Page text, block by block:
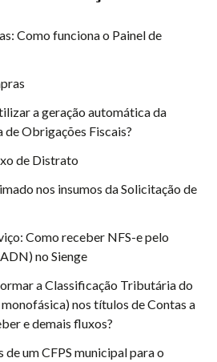
Como funciona o Painel de
a geração automática da
Obrigações Fiscais?
de Distrato
nos insumos da Solicitação de
Como receber NFS-e pelo
no Sienge
a Classificação Tributária do
nos títulos de Contas a
e demais fluxos?
um CFPS municipal para o